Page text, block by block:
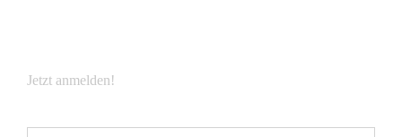
Jetzt anmelden!